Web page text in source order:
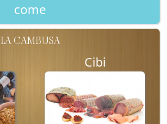
come
LA CAMBUSA
Cibi